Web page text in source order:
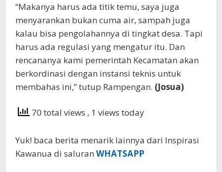
“Makanya harus ada titik temu, saya juga
menyarankan bukan cuma air, sampah juga
kalau bisa pengolahannya di tingkat desa. Tapi
harus ada regulasi yang mengatur itu. Dan
rencananya kami pemerintah Kecamatan akan
berkordinasi dengan instansi teknis untuk
membahas ini,” tutup Rampengan. (Josua)
70 total views , 1 views today
Yuk! baca berita menarik lainnya dari Inspirasi
Kawanua di saluran WHATSAPP